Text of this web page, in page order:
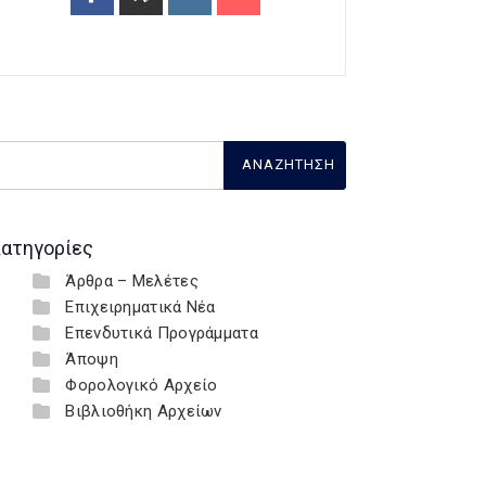
Άρθρα – Μελέτες
Επιχειρηματικά Νέα
Επενδυτικά Προγράμματα
Άποψη
Φορολογικό Αρχείο
Βιβλιοθήκη Αρχείων